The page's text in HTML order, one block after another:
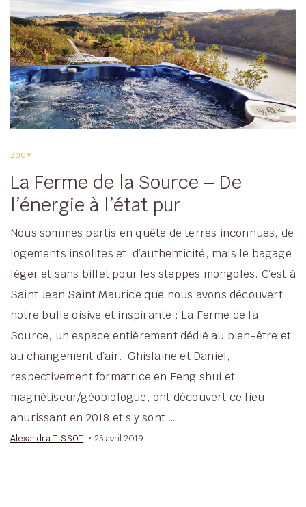
ZOOM
La Ferme de la Source – De
l’énergie à l’état pur
Nous sommes partis en quête de terres inconnues, de
logements insolites et d’authenticité, mais le bagage
léger et sans billet pour les steppes mongoles. C’est à
Saint Jean Saint Maurice que nous avons découvert
notre bulle oisive et inspirante : La Ferme de la
Source, un espace entièrement dédié au bien-être et
au changement d’air. Ghislaine et Daniel,
respectivement formatrice en Feng shui et
magnétiseur/géobiologue, ont découvert ce lieu
ahurissant en 2018 et s’y sont …
Alexandra TISSOT 25 avril 2019